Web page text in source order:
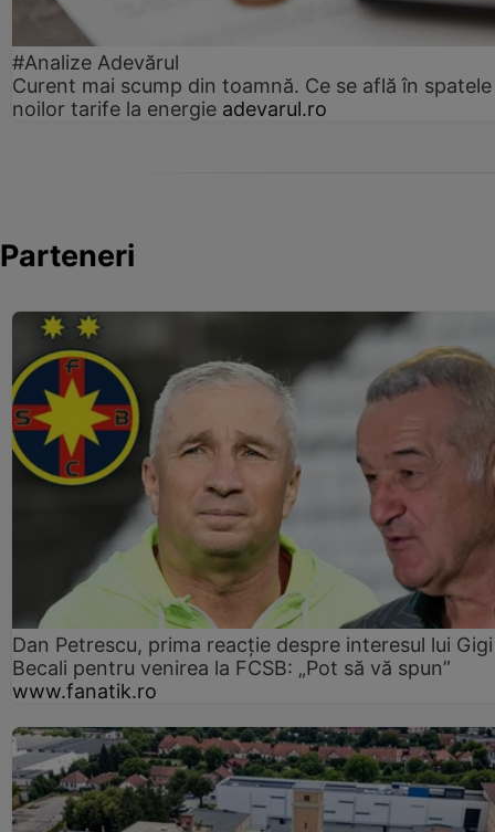
#Analize Adevărul
Curent mai scump din toamnă. Ce se află în spatele
noilor tarife la energie adevarul.ro
Parteneri
Dan Petrescu, prima reacție despre interesul lui Gigi
Becali pentru venirea la FCSB: „Pot să vă spun”
www.fanatik.ro